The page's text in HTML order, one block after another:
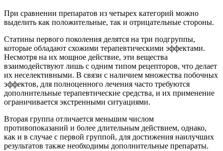
При сравнении препаратов из четырех категорий можно
выделить как положительные, так и отрицательные стороны.
Статины первого поколения делятся на три подгруппы,
которые обладают схожими терапевтическими эффектами.
Несмотря на их мощное действие, эти вещества
взаимодействуют лишь с одним типом рецепторов, что делает
их неселективными. В связи с наличием множества побочных
эффектов, для полноценного лечения часто требуются
дополнительные терапевтические средства, и их применение
ограничивается экстренными ситуациями.
Вторая группа отличается меньшим числом
противопоказаний и более длительным действием, однако,
как и в случае с первой группой, для достижения наилучших
результатов также необходимы дополнительные препараты.